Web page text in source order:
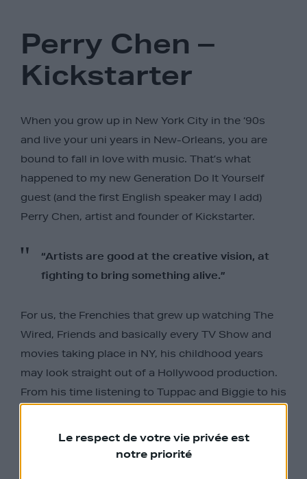
Le respect de votre vie privée est
notre priorité
Perry Chen –
Kickstarter
When you grow up in New York City in the ‘90s
and live your uni years in New-Orleans, you are
bound to fall in love with music. That’s what
happened to my new Generation Do It Yourself
guest (and the first English speaker may I add)
Perry Chen, artist and founder of Kickstarter.
“Artists are good at the creative vision, at
fighting to bring something alive.”
For us, the Frenchies that grew up watching The
Wired, Friends and basically every TV Show and
movies taking place in NY, his childhood years
may look straight out of a Hollywood production.
From his time listening to Tuppac and Biggie to his
In 2001, when he was still a young university